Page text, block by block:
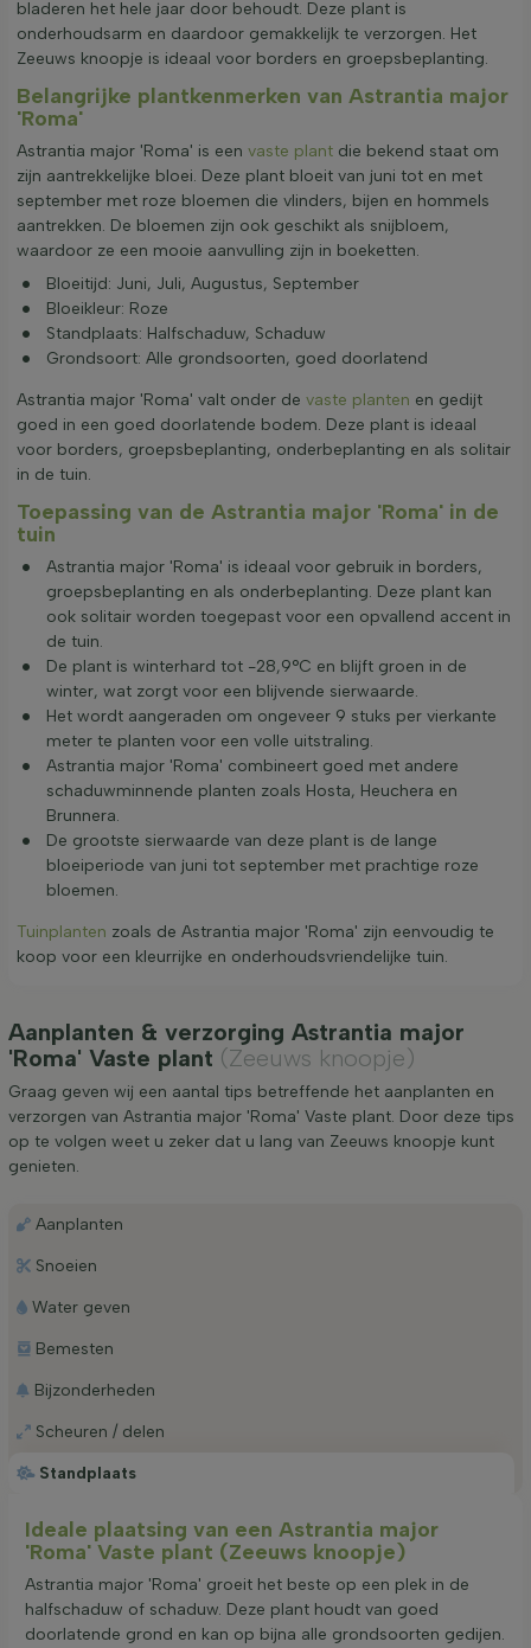
bladeren het hele jaar door behoudt. Deze plant is
onderhoudsarm en daardoor gemakkelijk te verzorgen. Het
Zeeuws knoopje is ideaal voor borders en groepsbeplanting.
Belangrijke plantkenmerken van Astrantia major
'Roma'
Astrantia major 'Roma' is een vaste plant die bekend staat om
zijn aantrekkelijke bloei. Deze plant bloeit van juni tot en met
september met roze bloemen die vlinders, bijen en hommels
aantrekken. De bloemen zijn ook geschikt als snijbloem,
waardoor ze een mooie aanvulling zijn in boeketten.
Bloeitijd: Juni, Juli, Augustus, September
Bloeikleur: Roze
Standplaats: Halfschaduw, Schaduw
Grondsoort: Alle grondsoorten, goed doorlatend
Astrantia major 'Roma' valt onder de vaste planten en gedijt
goed in een goed doorlatende bodem. Deze plant is ideaal
voor borders, groepsbeplanting, onderbeplanting en als solitair
in de tuin.
Toepassing van de Astrantia major 'Roma' in de
tuin
Astrantia major 'Roma' is ideaal voor gebruik in borders,
groepsbeplanting en als onderbeplanting. Deze plant kan
ook solitair worden toegepast voor een opvallend accent in
de tuin.
De plant is winterhard tot -28,9°C en blijft groen in de
winter, wat zorgt voor een blijvende sierwaarde.
Het wordt aangeraden om ongeveer 9 stuks per vierkante
meter te planten voor een volle uitstraling.
Astrantia major 'Roma' combineert goed met andere
schaduwminnende planten zoals Hosta, Heuchera en
Brunnera.
De grootste sierwaarde van deze plant is de lange
bloeiperiode van juni tot september met prachtige roze
bloemen.
Tuinplanten zoals de Astrantia major 'Roma' zijn eenvoudig te
koop voor een kleurrijke en onderhoudsvriendelijke tuin.
Aanplanten & verzorging Astrantia major
'Roma' Vaste plant (Zeeuws knoopje)
Graag geven wij een aantal tips betreffende het aanplanten en
verzorgen van Astrantia major 'Roma' Vaste plant. Door deze tips
op te volgen weet u zeker dat u lang van Zeeuws knoopje kunt
genieten.
Standplaats
Aanplanten
Snoeien
Water geven
Bemesten
Bijzonderheden
Scheuren / delen
Ideale plaatsing van een Astrantia major
'Roma' Vaste plant (Zeeuws knoopje)
Astrantia major 'Roma' groeit het beste op een plek in de
halfschaduw of schaduw. Deze plant houdt van goed
doorlatende grond en kan op bijna alle grondsoorten gedijen.